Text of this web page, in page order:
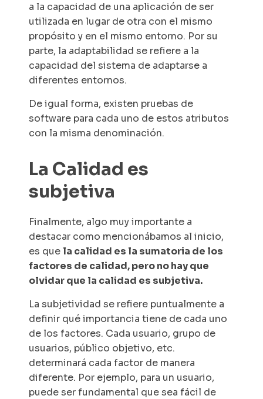
a la capacidad de una aplicación de ser
utilizada en lugar de otra con el mismo
propósito y en el mismo entorno. Por su
parte, la adaptabilidad se refiere a la
capacidad del sistema de adaptarse a
diferentes entornos.
De igual forma, existen pruebas de
software para cada uno de estos atributos
con la misma denominación.
La Calidad es
subjetiva
Finalmente, algo muy importante a
destacar como mencionábamos al inicio,
es que la calidad es la sumatoria de los
factores de calidad, pero no hay que
olvidar que la calidad es subjetiva.
La subjetividad se refiere puntualmente a
definir qué importancia tiene de cada uno
de los factores. Cada usuario, grupo de
usuarios, público objetivo, etc.
determinará cada factor de manera
diferente. Por ejemplo, para un usuario,
puede ser fundamental que sea fácil de